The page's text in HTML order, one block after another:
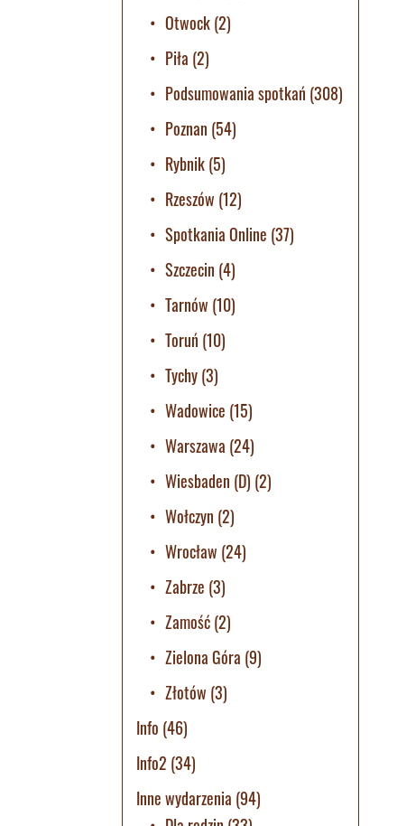
Otwock(2)
Piła (2)
Podsumowania spotkań (308)
Poznan (54)
Rybnik(5)
Rzeszów (12)
Spotkania Online (37)
Szczecin (4)
Tarnów (10)
Toruń (10)
Tychy(3)
Wadowice (15)
Warszawa (24)
Wiesbaden (D) (2)
Wołczyn (2)
Wrocław (24)
Zabrze (3)
Zamość(2)
Zielona Góra (9)
Złotów (3)
Info (46)
Info2 (34)
Inne wydarzenia (94)